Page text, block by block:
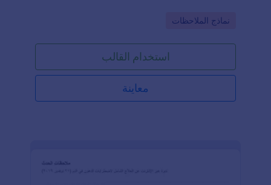
Go to Category:
نماذج الملاحظات
استخدام القالب
معاينة